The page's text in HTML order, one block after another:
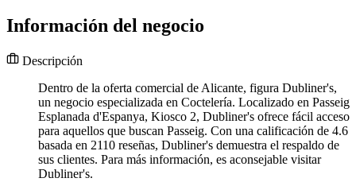
Información del negocio
Descripción
Dentro de la oferta comercial de Alicante, figura Dubliner's,
un negocio especializada en Coctelería. Localizado en Passeig
Esplanada d'Espanya, Kiosco 2, Dubliner's ofrece fácil acceso
para aquellos que buscan Passeig. Con una calificación de 4.6
basada en 2110 reseñas, Dubliner's demuestra el respaldo de
sus clientes. Para más información, es aconsejable visitar
Dubliner's.